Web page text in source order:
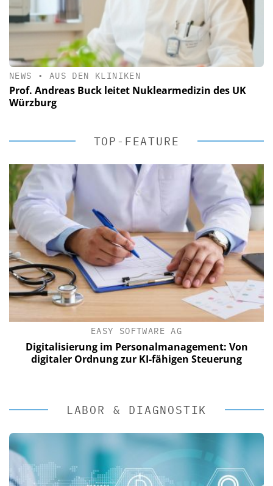
NEWS • AUS DEN KLINIKEN
Prof. Andreas Buck leitet Nuklearmedizin des UK
Würzburg
TOP-FEATURE
EASY SOFTWARE AG
Digitalisierung im Personalmanagement: Von
digitaler Ordnung zur KI-fähigen Steuerung
LABOR & DIAGNOSTIK